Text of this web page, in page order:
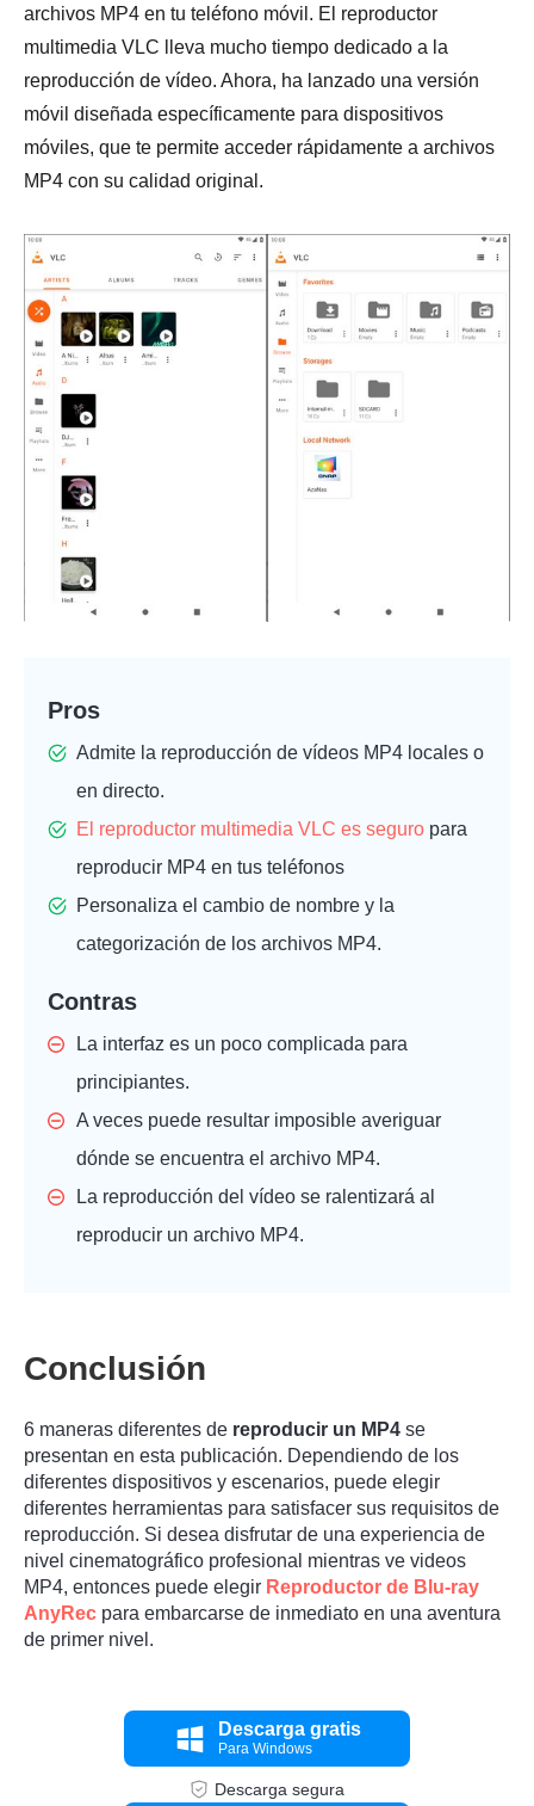
archivos MP4 en tu teléfono móvil. El reproductor
multimedia VLC lleva mucho tiempo dedicado a la
reproducción de vídeo. Ahora, ha lanzado una versión
móvil diseñada específicamente para dispositivos
móviles, que te permite acceder rápidamente a archivos
MP4 con su calidad original.
Pros
Admite la reproducción de vídeos MP4 locales o
en directo.
El reproductor multimedia VLC es seguro para
reproducir MP4 en tus teléfonos
Personaliza el cambio de nombre y la
categorización de los archivos MP4.
Contras
La interfaz es un poco complicada para
principiantes.
A veces puede resultar imposible averiguar
dónde se encuentra el archivo MP4.
La reproducción del vídeo se ralentizará al
reproducir un archivo MP4.
Conclusión
6 maneras diferentes de reproducir un MP4 se
presentan en esta publicación. Dependiendo de los
diferentes dispositivos y escenarios, puede elegir
diferentes herramientas para satisfacer sus requisitos de
reproducción. Si desea disfrutar de una experiencia de
nivel cinematográfico profesional mientras ve videos
MP4, entonces puede elegir Reproductor de Blu-ray
AnyRec para embarcarse de inmediato en una aventura
de primer nivel.
Descarga gratis
Para Windows
Descarga segura